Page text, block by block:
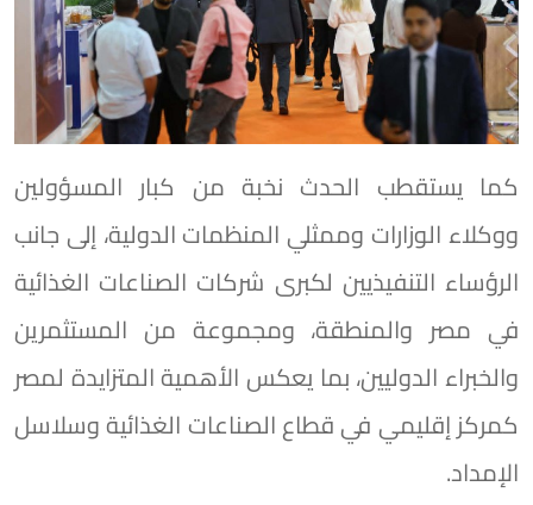
كما يستقطب الحدث نخبة من كبار المسؤولين
ووكلاء الوزارات وممثلي المنظمات الدولية، إلى جانب
الرؤساء التنفيذيين لكبرى شركات الصناعات الغذائية
في مصر والمنطقة، ومجموعة من المستثمرين
والخبراء الدوليين، بما يعكس الأهمية المتزايدة لمصر
كمركز إقليمي في قطاع الصناعات الغذائية وسلاسل
الإمداد.